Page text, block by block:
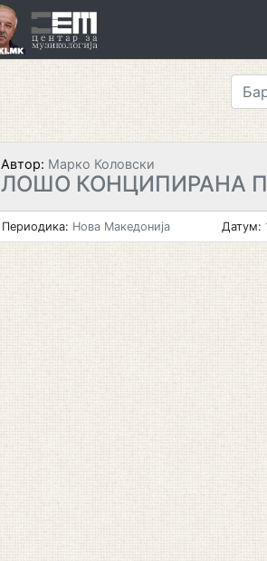
Автор: Марко Коловски
ЛОШО КОНЦИПИРАНА
Периодика: Нова Македонија Датум: